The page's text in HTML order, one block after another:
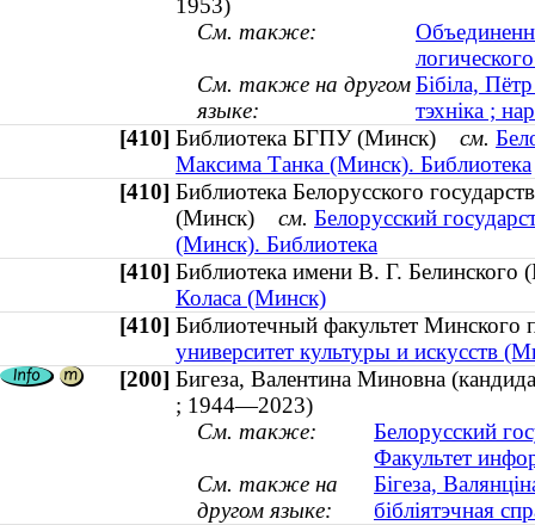
1953)
См. также:
См. также на другом
языке:
Бібіла,
тэхніка ;
[410] Библиотека БГПУ (Минск) см.
Максима Танка (Минск). Библиотека
[410] Библиотека Белорусского
(Минск) см. Белорусский
(Минск). Библиотека
[410] Библиотека имени В. Г.
Коласа (Минск)
[410] Библиотечный факультет Минского
университет культуры и искусств
[200] Бигеза, Валентина Миновна
; 1944—2023)
См. также:
Белорусский
Факультет
См. также на
другом языке:
Бігеза,
бібліятэчная